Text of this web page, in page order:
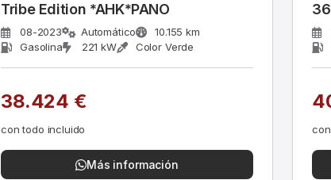
Tribe Edition *AHK*PANO
08-2023 Automático
10.155 km
Gasolina
221 kW Color Verde
38.424 €
con todo incluido
Más información